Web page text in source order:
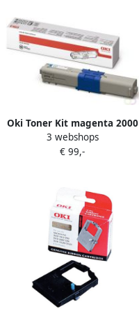
Oki Toner Kit magenta 2000
pagina&apos;s 44469705
3 webshops
€ 99,-